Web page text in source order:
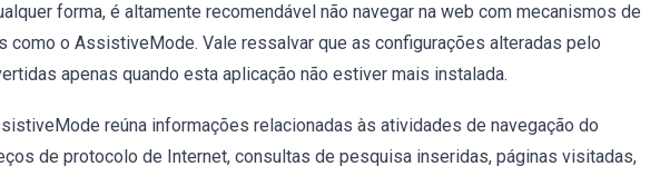
forma, é altamente recomendável não navegar na web com mecanismos de
como o AssistiveMode. Vale ressalvar que as configurações alteradas pelo
apenas quando esta aplicação não estiver mais instalada.
reúna informações relacionadas às atividades de navegação do
de protocolo de Internet, consultas de pesquisa inseridas, páginas visitadas,